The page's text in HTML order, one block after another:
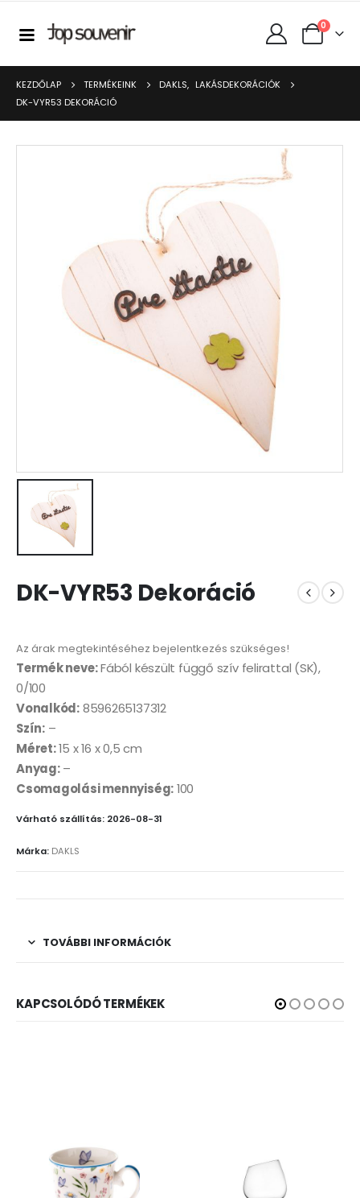
0
KEZDŐLAP TERMÉKEINK DAKLS, LAKÁSDEKORÁCIÓK
DK-VYR53 DEKORÁCIÓ
DK-VYR53 Dekoráció
Az árak megtekintéséhez bejelentkezés szükséges!
Termék neve:Fából készült függő szív felirattal (SK),
0/100
Vonalkód:8596265137312
Szín:–
Méret:15 x 16 x 0,5 cm
Anyag:–
Csomagolási mennyiség:100
Várható szállítás: 2026-08-31
Márka: DAKLS
TOVÁBBI INFORMÁCIÓK
KAPCSOLÓDÓ TERMÉKEK